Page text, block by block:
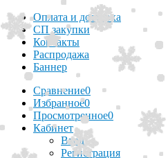
Оплата и доставка
СП закупки
Контакты
Распродажа
Баннер
Сравнение0
Избранное0
Просмотренное0
Кабинет
Вход
Регистрация